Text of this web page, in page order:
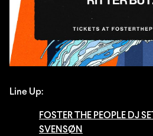
Line Up:
FOSTER THE PEOPLE DJ SET
SVENSØN